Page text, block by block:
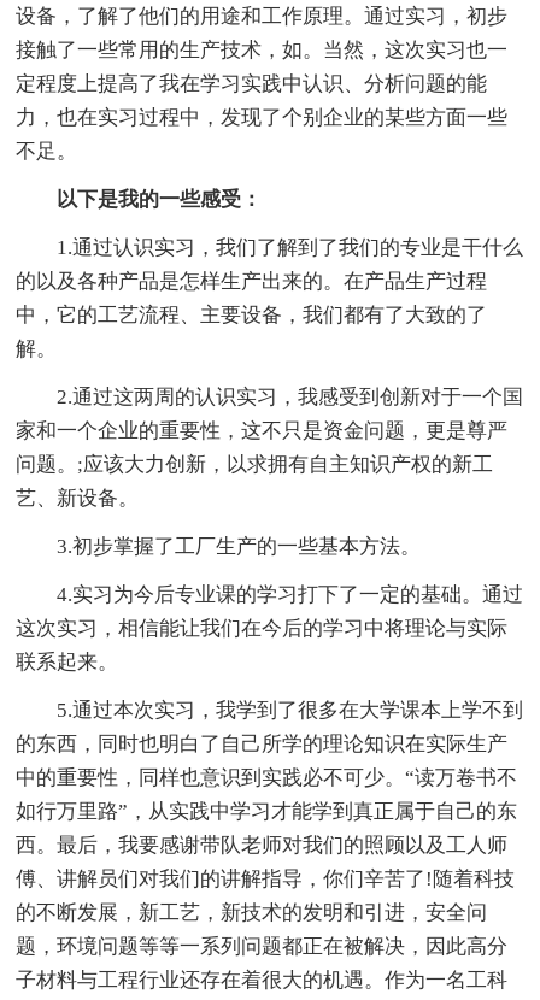
设备，了解了他们的用途和工作原理。通过实习，初步
接触了一些常用的生产技术，如。当然，这次实习也一
定程度上提高了我在学习实践中认识、分析问题的能
力，也在实习过程中，发现了个别企业的某些方面一些
不足。
以下是我的一些感受：
1.通过认识实习，我们了解到了我们的专业是干什么
的以及各种产品是怎样生产出来的。在产品生产过程
中，它的工艺流程、主要设备，我们都有了大致的了
解。
2.通过这两周的认识实习，我感受到创新对于一个国
家和一个企业的重要性，这不只是资金问题，更是尊严
问题。;应该大力创新，以求拥有自主知识产权的新工
艺、新设备。
3.初步掌握了工厂生产的一些基本方法。
4.实习为今后专业课的学习打下了一定的基础。通过
这次实习，相信能让我们在今后的学习中将理论与实际
联系起来。
5.通过本次实习，我学到了很多在大学课本上学不到
的东西，同时也明白了自己所学的理论知识在实际生产
中的重要性，同样也意识到实践必不可少。“读万卷书不
如行万里路”，从实践中学习才能学到真正属于自己的东
西。最后，我要感谢带队老师对我们的照顾以及工人师
傅、讲解员们对我们的讲解指导，你们辛苦了!随着科技
的不断发展，新工艺，新技术的发明和引进，安全问
题，环境问题等等一系列问题都正在被解决，因此高分
子材料与工程行业还存在着很大的机遇。作为一名工科